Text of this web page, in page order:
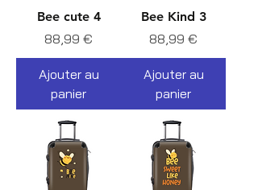
Bee cute 4
Prix
88,99 €
Ajouter au
panier
Bee Kind 3
Prix
88,99 €
Ajouter au
panier